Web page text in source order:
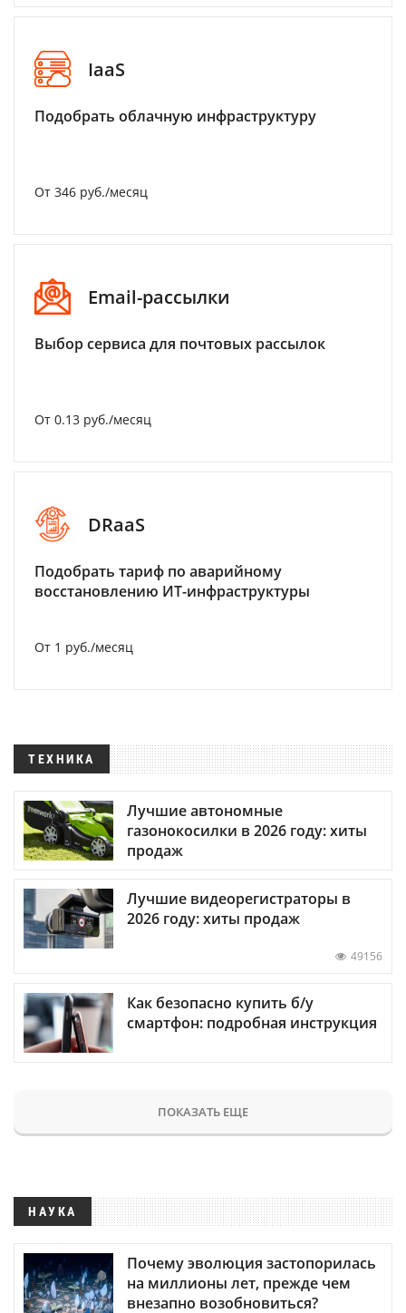
IaaS
Подобрать облачную инфраструктуру
От 346 руб./месяц
Email-рассылки
Выбор сервиса для почтовых рассылок
От 0.13 руб./месяц
DRaaS
Подобрать тариф по аварийному
восстановлению ИТ-инфраструктуры
От 1 руб./месяц
ТЕХНИКА
Лучшие автономные
газонокосилки в 2026 году: хиты
продаж
Лучшие видеорегистраторы в
2026 году: хиты продаж
49156
Как безопасно купить б/у
смартфон: подробная инструкция
ПОКАЗАТЬ ЕЩЕ
НАУКА
Почему эволюция застопорилась
на миллионы лет, прежде чем
внезапно возобновиться?